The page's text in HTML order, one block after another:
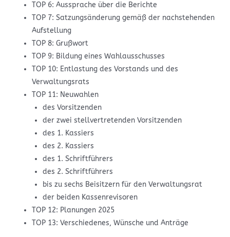
TOP 6: Aussprache über die Berichte
TOP 7: Satzungsänderung gemäß der nachstehenden
Aufstellung
TOP 8: Grußwort
TOP 9: Bildung eines Wahlausschusses
TOP 10: Entlastung des Vorstands und des
Verwaltungsrats
TOP 11: Neuwahlen
des Vorsitzenden
der zwei stellvertretenden Vorsitzenden
des 1. Kassiers
des 2. Kassiers
des 1. Schriftführers
des 2. Schriftführers
bis zu sechs Beisitzern für den Verwaltungsrat
der beiden Kassenrevisoren
TOP 12: Planungen 2025
TOP 13: Verschiedenes, Wünsche und Anträge